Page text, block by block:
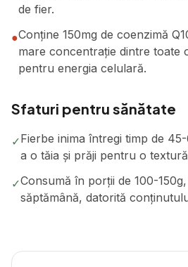
de fier.
●Conține 150mg de coenzimă
mare concentrație dintre toate
pentru energia celulară.
Sfaturi pentru sănătate
✓Fierbe inima întregi timp de
a o tăia și prăji pentru o
✓Consumă în porții de 100-
săptămână, datorită